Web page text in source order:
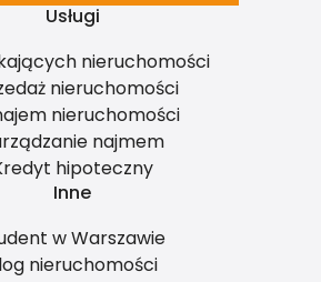
Usługi
nieruchomości
nieruchomości
nieruchomości
najmem
hipoteczny
Inne
w Warszawie
nieruchomości